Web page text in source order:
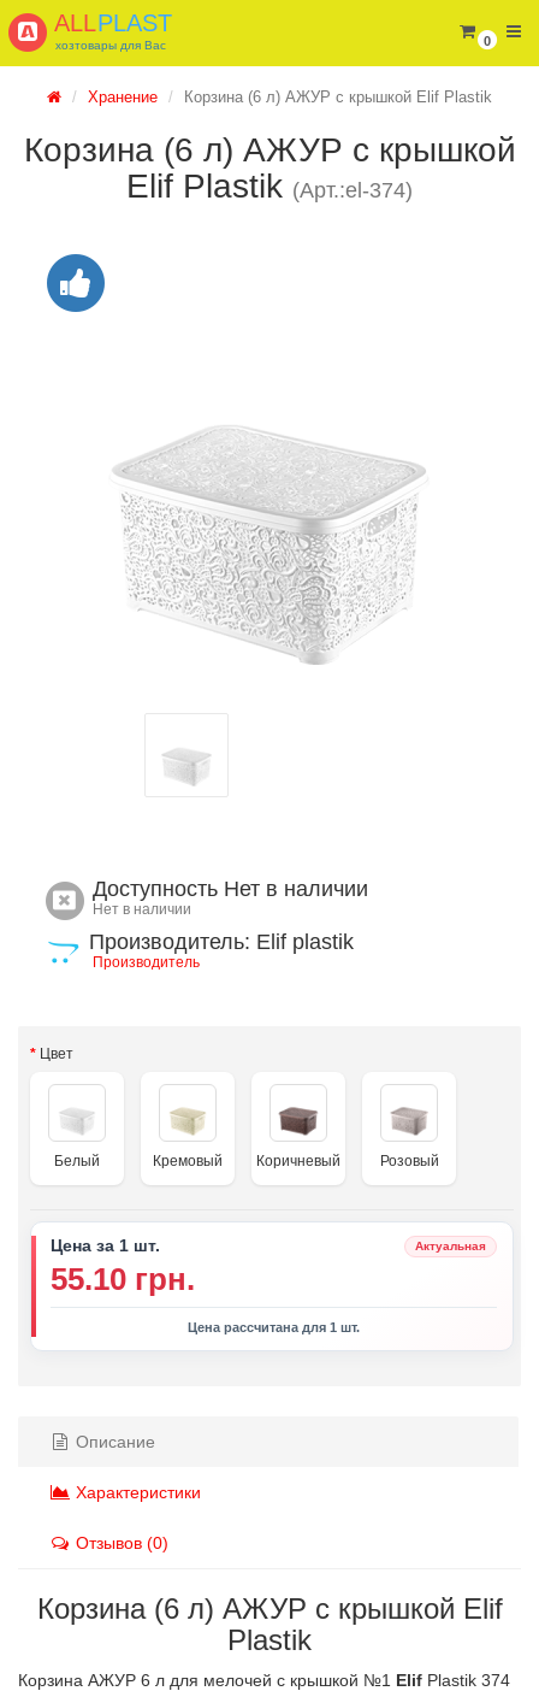
0
ALLPLAST
хозтовары для Вас
Хранение Корзина (6 л) АЖУР с крышкой Elif Plastik
Корзина (6 л) АЖУР с крышкой
Elif Plastik (Арт.:el-374)
Доступность Нет в наличии
Нет в наличии
Производитель: Elif plastik
Производитель
Цвет
Белый Кремовый Коричневый Розовый
Цена за 1 шт. Актуальная
55.10 грн.
Цена рассчитана для 1 шт.
Описание
Характеристики
Отзывов (0)
Корзина (6 л) АЖУР с крышкой Elif
Plastik
Корзина АЖУР 6 л для мелочей с крышкой №1 Elif Plastik 374